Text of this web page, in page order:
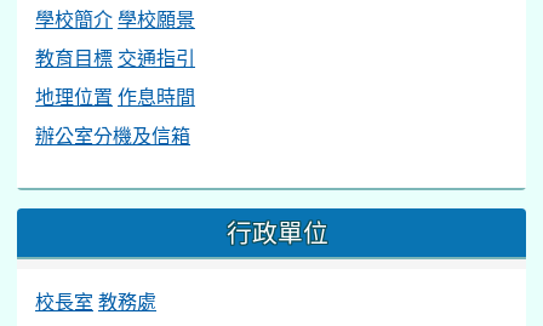
學校簡介學校願景
教育目標 交通指引
地理位置 作息時間
辦公室分機及信箱
行政單位
校長室 教務處